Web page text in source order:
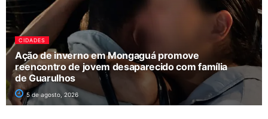
CIDADES
Ação de inverno em Mongaguá promove
reencontro de jovem desaparecido com família
de Guarulhos
5 de agosto, 2026